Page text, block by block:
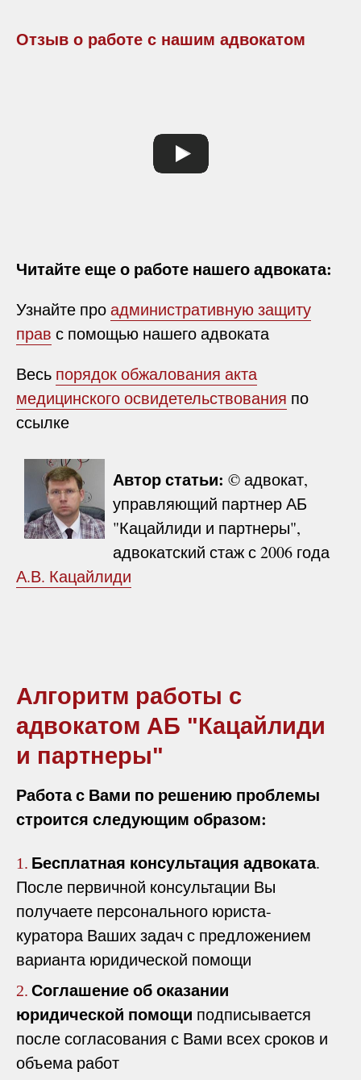
Отзыв о работе с нашим адвокатом
Читайте еще о работе нашего адвоката:
Узнайте проадминистративную защиту
прав с помощью нашего адвоката
Весь порядок обжалования акта
медицинского освидетельствования по
ссылке
Автор статьи: © адвокат,
управляющий партнер АБ
"Кацайлиди и партнеры",
адвокатский стаж с 2006 года
А.В. Кацайлиди
Алгоритм работы с
адвокатом АБ "Кацайлиди
и партнеры"
Работа с Вами по решению проблемы
строится следующим образом:
1. Бесплатная консультация адвоката.
После первичной консультации Вы
получаете персонального юриста-
куратора Ваших задач с предложением
варианта юридической помощи
2. Соглашение об оказании
юридической помощи подписывается
после согласования с Вами всех сроков и
объема работ